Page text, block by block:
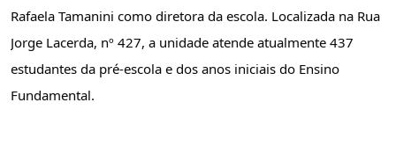
Rafaela Tamanini como diretora da escola. Localizada na Rua
Jorge Lacerda, nº 427, a unidade atende atualmente 437
estudantes da pré-escola e dos anos iniciais do Ensino
Fundamental.